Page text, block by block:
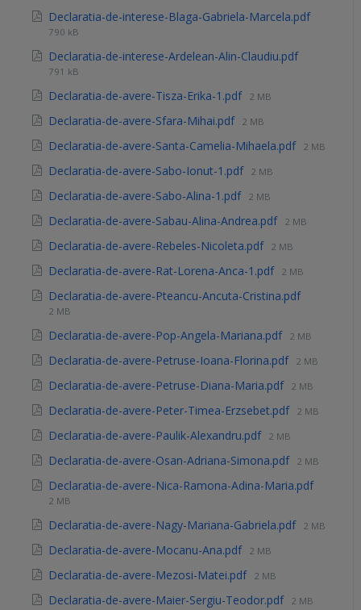
Declaratia-de-interese-Blaga-Gabriela-Marcela.pdf
790 kB
Declaratia-de-interese-Ardelean-Alin-Claudiu.pdf
791 kB
Declaratia-de-avere-Tisza-Erika-1.pdf 2 MB
Declaratia-de-avere-Sfara-Mihai.pdf 2 MB
Declaratia-de-avere-Santa-Camelia-Mihaela.pdf 2 MB
Declaratia-de-avere-Sabo-Ionut-1.pdf 2 MB
Declaratia-de-avere-Sabo-Alina-1.pdf 2 MB
Declaratia-de-avere-Sabau-Alina-Andrea.pdf 2 MB
Declaratia-de-avere-Rebeles-Nicoleta.pdf 2 MB
Declaratia-de-avere-Rat-Lorena-Anca-1.pdf 2 MB
Declaratia-de-avere-Pteancu-Ancuta-Cristina.pdf
2 MB
Declaratia-de-avere-Pop-Angela-Mariana.pdf 2 MB
Declaratia-de-avere-Petruse-Ioana-Florina.pdf 2 MB
Declaratia-de-avere-Petruse-Diana-Maria.pdf 2 MB
Declaratia-de-avere-Peter-Timea-Erzsebet.pdf 2 MB
Declaratia-de-avere-Paulik-Alexandru.pdf 2 MB
Declaratia-de-avere-Osan-Adriana-Simona.pdf 2 MB
Declaratia-de-avere-Nica-Ramona-Adina-Maria.pdf
2 MB
Declaratia-de-avere-Nagy-Mariana-Gabriela.pdf 2 MB
Declaratia-de-avere-Mocanu-Ana.pdf 2 MB
Declaratia-de-avere-Mezosi-Matei.pdf 2 MB
Declaratia-de-avere-Maier-Sergiu-Teodor.pdf 2 MB